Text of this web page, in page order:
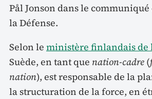
Pål Jonson dans le
la Défense.
Selon le ministère finlandais de
Suède, en tant que nation-cadre (
nation), est responsable de la
la structuration de la force, en